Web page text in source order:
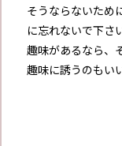
そうならないため
に忘れないで下さ
趣味があるなら、
趣味に誘うのもい